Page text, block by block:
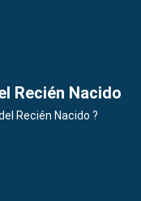
Recién Nacido
Recién Nacido ?